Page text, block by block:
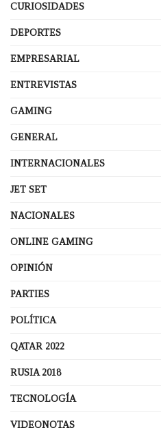
CURIOSIDADES
DEPORTES
EMPRESARIAL
ENTREVISTAS
GAMING
GENERAL
INTERNACIONALES
JET SET
NACIONALES
ONLINE GAMING
OPINIÓN
PARTIES
POLÍTICA
QATAR 2022
RUSIA 2018
TECNOLOGÍA
VIDEONOTAS